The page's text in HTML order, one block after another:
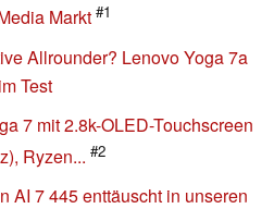
Markt #1
Allrounder? Lenovo Yoga 7a
Test
7 mit 2.8k-OLED-Touchscreen
Ryzen... #2
AI 7 445 enttäuscht in unseren